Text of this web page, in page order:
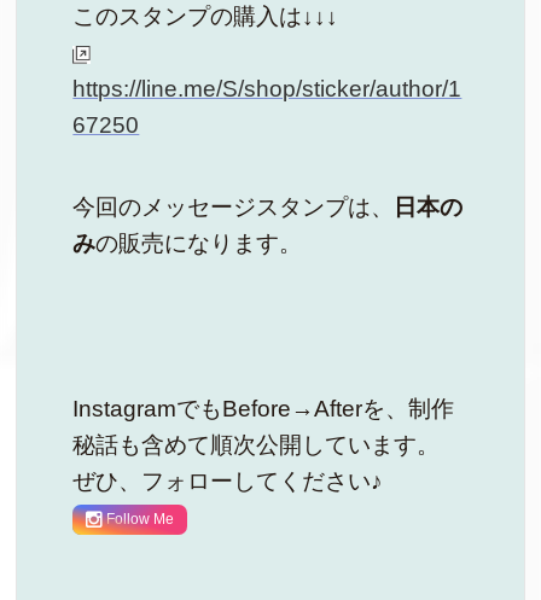
このスタンプの購入は↓↓↓
https://line.me/S/shop/sticker/author/1
67250
今回のメッセージスタンプは、
日本の
みの販売になります。
InstagramでもBefore→Afterを、制作
秘話も含めて順次公開しています。
ぜひ、フォローしてください♪
Follow Me